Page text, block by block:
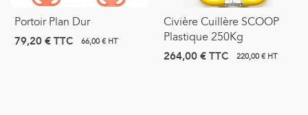
Portoir Plan Dur
79,20 €TTC 66,00 € HT
Civière Cuillère SCOOP
Plastique 250Kg
264,00 €TTC 220,00 € HT